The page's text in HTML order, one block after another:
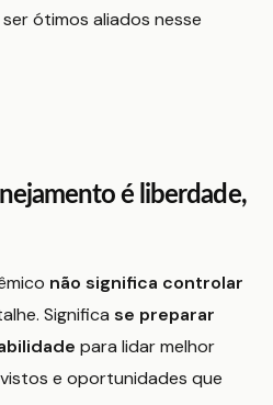
ótimos aliados nesse
é liberdade,
não significa controlar
Significa se preparar
para lidar melhor
e oportunidades que